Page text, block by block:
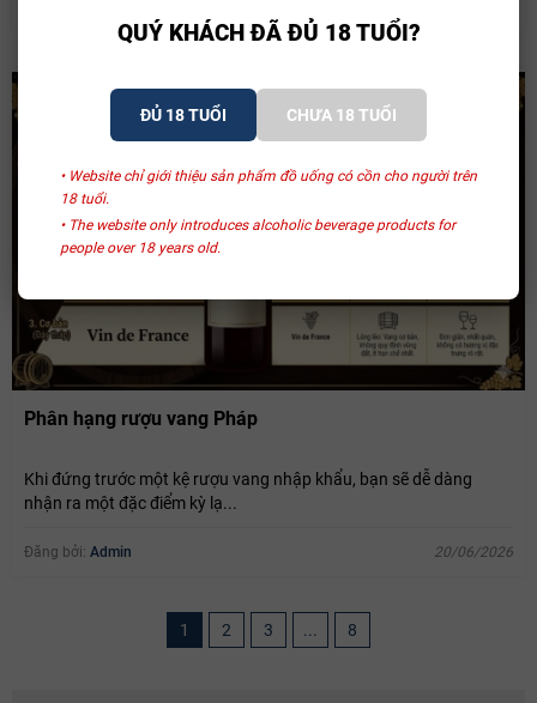
QUÝ KHÁCH ĐÃ ĐỦ 18 TUỔI?
ĐỦ 18 TUỔI CHƯA 18 TUỔI
• Website chỉ giới thiệu sản phẩm đồ uống có cồn cho người trên
18 tuổi.
• The website only introduces alcoholic beverage products for
people over 18 years old.
Phân hạng rượu vang Pháp
Khi đứng trước một kệ rượu vang nhập khẩu, bạn sẽ dễ dàng
nhận ra một đặc điểm kỳ lạ...
Đăng bởi: Admin 20/06/2026
1 2 3 ... 8